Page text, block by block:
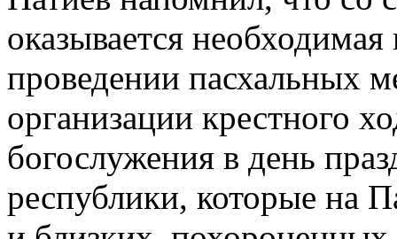
оказывается
проведении пасхальных
организации крестного
богослужения в день
республики, которые на